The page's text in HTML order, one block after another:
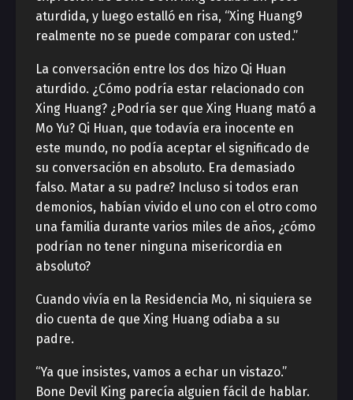
aturdida, y luego estalló en risa, “Xing Huang9
realmente no se puede comparar con usted.”
La conversación entre los dos hizo Qi Huan
aturdido. ¿Cómo podría estar relacionado con
Xing Huang? ¿Podría ser que Xing Huang mató a
Mo Yu? Qi Huan, que todavía era inocente en
este mundo, no podía aceptar el significado de
su conversación en absoluto. Era demasiado
falso. Matar a su padre? Incluso si todos eran
demonios, habían vivido el uno con el otro como
una familia durante varios miles de años, ¿cómo
podrían no tener ninguna misericordia en
absoluto?
Cuando vivía en la Residencia Mo, ni siquiera se
dio cuenta de que Xing Huang odiaba a su
padre.
“Ya que insistes, vamos a echar un vistazo.”
Bone Devil King parecía alguien fácil de hablar.